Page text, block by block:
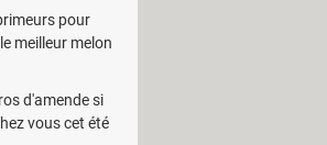
!
Jusqu'à
pour
meilleur melon
d'amende si
vous cet été